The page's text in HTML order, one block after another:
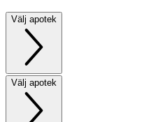
Välj apotek
Välj apotek